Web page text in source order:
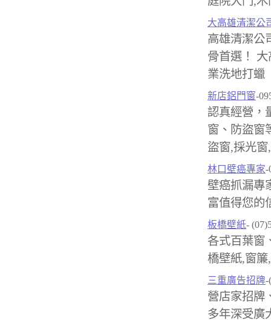
大高雄清潔公
高雄清潔公
骨首選！
業洗地打蠟
新店鋁門窗-
認真經營，
窗、防盜窗
盜窗,採光
林口壁癌專家-
壁癌抓漏專
富值得您的
板橋壁紙-
各式百葉窗
橋壁紙,窗
三重廣告招牌-
營店家招牌
多年深受廣